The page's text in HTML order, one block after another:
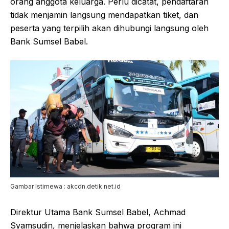
tidak menjamin langsung mendapatkan tiket, dan
peserta yang terpilih akan dihubungi langsung oleh
Bank Sumsel Babel.
Gambar Istimewa : akcdn.detik.net.id
Direktur Utama Bank Sumsel Babel, Achmad
Syamsudin, menjelaskan bahwa program ini